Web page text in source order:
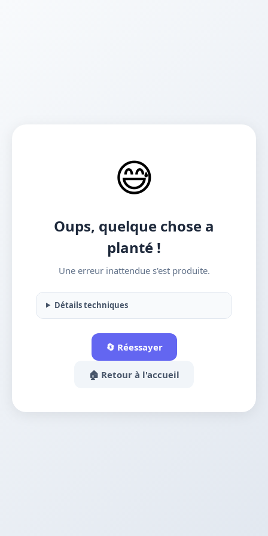
😅
Oups, quelque chose a
planté !
Une erreur inattendue s'est produite.
Détails techniques
🔄 Réessayer
🏠 Retour à l'accueil